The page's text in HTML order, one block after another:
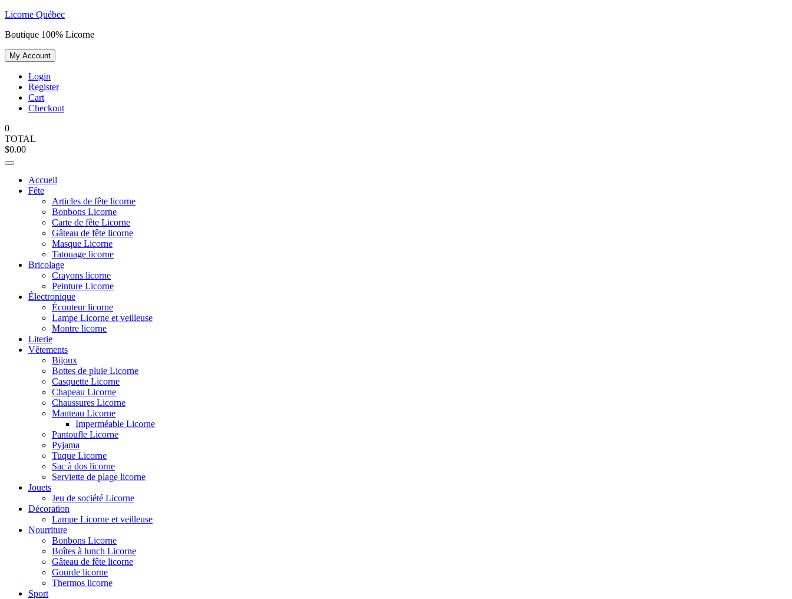
Skip
content
Licorne Québec
Boutique 100% Licorne
My Account
Login
Register
Cart
Checkout
0
TOTAL
$0.00
Accueil
Fête
Articles de fête licorne
Bonbons Licorne
Carte de fête Licorne
Gâteau de fête licorne
Masque Licorne
Tatouage licorne
Bricolage
Crayons licorne
Peinture Licorne
Électronique
Écouteur licorne
Lampe Licorne et veilleuse
Montre licorne
Literie
Vêtements
Bijoux
Bottes de pluie Licorne
Casquette Licorne
Chapeau Licorne
Chaussures Licorne
Manteau Licorne
Imperméable Licorne
Pantoufle Licorne
Pyjama
Tuque Licorne
Sac à dos licorne
Serviette de plage licorne
Jouets
Jeu de société Licorne
Décoration
Lampe Licorne et veilleuse
Nourriture
Bonbons Licorne
Boîtes à lunch Licorne
Gâteau de fête licorne
Gourde licorne
Thermos licorne
Sport